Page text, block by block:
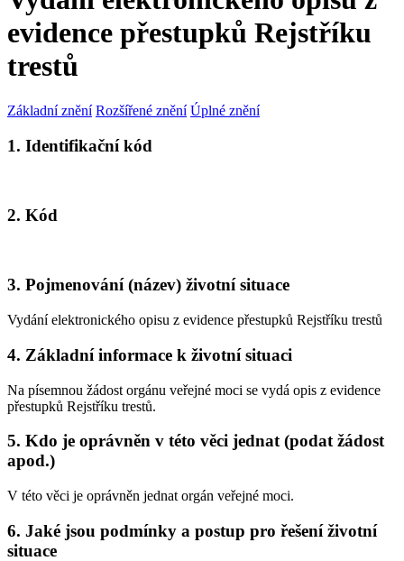
evidence přestupků Rejstříku
trestů
Základní znění Rozšířené znění Úplné znění
1. Identifikační kód
2. Kód
3. Pojmenování (název) životní situace
Vydání elektronického opisu z evidence přestupků Rejstříku trestů
4. Základní informace k životní situaci
Na písemnou žádost orgánu veřejné moci se vydá opis z evidence
přestupků Rejstříku trestů.
5. Kdo je oprávněn v této věci jednat (podat žádost
apod.)
V této věci je oprávněn jednat orgán veřejné moci.
6. Jaké jsou podmínky a postup pro řešení životní
situace